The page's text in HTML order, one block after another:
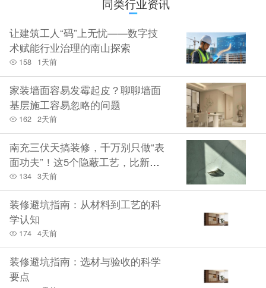
同类行业资讯
让建筑工人“码”上无忧——数字技
术赋能行业治理的南山探索
158 1天前
家装墙面容易发霉起皮？聊聊墙面
基层施工容易忽略的问题
162 2天前
南充三伏天搞装修，千万别只做“表
面功夫”！这5个隐蔽工艺，比新房
装修还烧钱
134 3天前
装修避坑指南：从材料到工艺的科
学认知
174 4天前
装修避坑指南：选材与验收的科学
要点